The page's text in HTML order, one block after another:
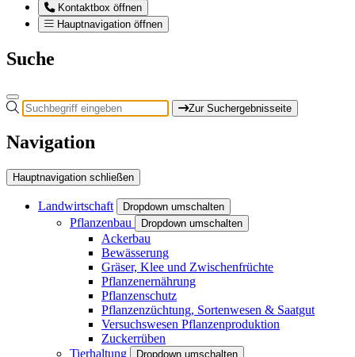
Kontaktbox öffnen
Hauptnavigation öffnen
Suche
Zur Suchergebnisseite
Navigation
Hauptnavigation schließen
Landwirtschaft Dropdown umschalten
Pflanzenbau Dropdown umschalten
Ackerbau
Bewässerung
Gräser, Klee und Zwischenfrüchte
Pflanzenernährung
Pflanzenschutz
Pflanzenzüchtung, Sortenwesen & Saatgut
Versuchswesen Pflanzenproduktion
Zuckerrüben
Tierhaltung
Dropdown umschalten